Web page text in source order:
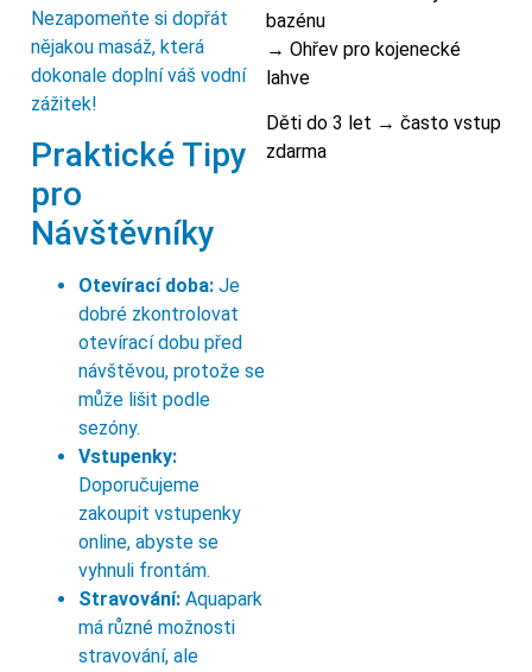
Nezapomeňte si dopřát
nějakou masáž, která
dokonale doplní váš vodní
zážitek!
Praktické Tipy
pro
Návštěvníky
Otevírací doba: Je
dobré zkontrolovat
otevírací dobu před
návštěvou, protože se
může lišit podle
sezóny.
Vstupenky:
Doporučujeme
zakoupit vstupenky
online, abyste se
vyhnuli frontám.
Stravování: Aquapark
má různé možnosti
stravování, ale
bazénu
→ Ohřev pro kojenecké
lahve
Děti do 3 let → často vstup
zdarma